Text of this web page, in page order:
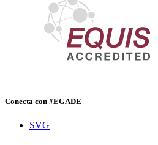
Conecta con #EGADE
SVG